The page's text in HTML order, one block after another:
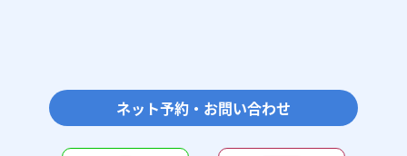
ネット予約・お問い合わせ